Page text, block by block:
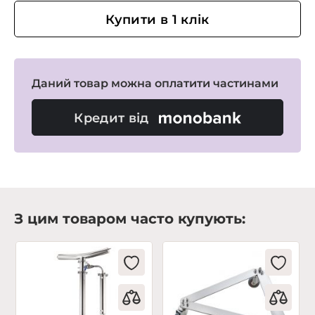
Купити в 1 клік
Даний товар можна оплатити частинами
Кредит від
З цим товаром часто купують: